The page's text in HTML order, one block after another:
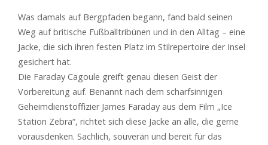
Was damals auf Bergpfaden begann, fand bald seinen
Weg auf britische Fußballtribünen und in den Alltag – eine
Jacke, die sich ihren festen Platz im Stilrepertoire der Insel
gesichert hat.
Die Faraday Cagoule greift genau diesen Geist der
Vorbereitung auf. Benannt nach dem scharfsinnigen
Geheimdienstoffizier James Faraday aus dem Film „Ice
Station Zebra“, richtet sich diese Jacke an alle, die gerne
vorausdenken. Sachlich, souverän und bereit für das